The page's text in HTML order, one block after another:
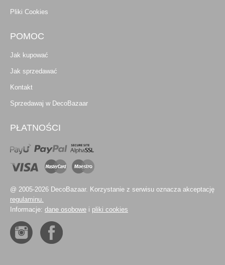
Pliki Cookies
POMOC
Jak kupować
Jak sprzedawać
Kontakt
Sprzedawaj w DecoBazaar
PŁATNOŚCI
@ 2005-2026 DecoBazaar. Korzystanie z serwisu oznacza akceptację
regulaminu.
Informacje: dane osobowe i pliki cookies